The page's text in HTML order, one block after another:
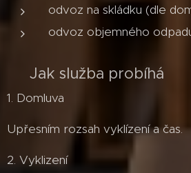
odvoz na skládku (dle
odvoz objemného
⚙️ Jak služba probíhá
1. Domluva
Upřesním rozsah vyklízení a čas.
2. Vyklizení